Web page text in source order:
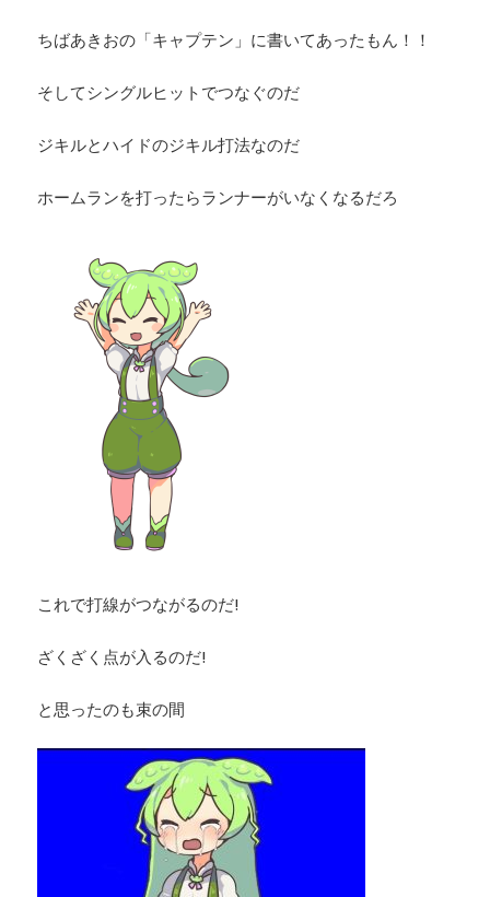
ちばあきおの「キャプテン」に書いてあったもん！！
そしてシングルヒットでつなぐのだ
ジキルとハイドのジキル打法なのだ
ホームランを打ったらランナーがいなくなるだろ
これで打線がつながるのだ!
ざくざく点が入るのだ!
と思ったのも束の間